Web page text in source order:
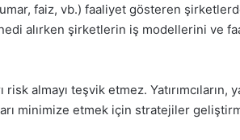
faiz, vb.) faaliyet gösteren
alırken şirketlerin iş modellerini ve
almayı teşvik etmez. Yatırımcıların,
minimize etmek için stratejiler